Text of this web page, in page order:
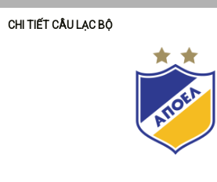
CHI TIẾT CÂU LẠC BỘ